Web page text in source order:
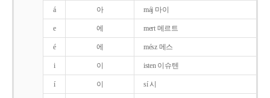
á 아 máj 마이
e 에 mert 메르트
é 에 mész 메스
i 이 isten 이슈텐
í 이 sí 시